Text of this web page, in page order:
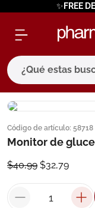
✨FREE
¿Qué estas
Código de artículo: 58718
Monitor de
$40,99 $32,79
términos
1. eucerin
3 . pilexil
bioderma